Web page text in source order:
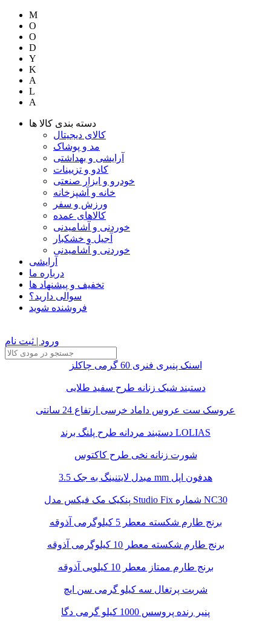
M
O
O
D
Y
K
A
L
A
دسته بندی کالا ها
کالای دیجیتال
مد و پوشاک
آرایشی و بهداشتی
کادو و تزیینات
خودرو و ابزار صنعتی
خانه و آشپزخانه
ورزش و سفر
کالاهای عمده
خوردنی و آشامیدنی
آجیل و خشکبار
خوردنی و آشامیدنی
آرایشی
درباره ما
تخفیف و پیشنهاد ها
سوالی دارید؟
فروشنده شوید
ورود | ثبت نام
اسنک پنیری فنری 60 گرمی چاکلز
دستبند شیک زنانه طرح سفید طلایی
عروسک ست عروس داماد خرسی ارتفاع 24 سانتی
دستبند مردانه طرح پلنگ برند LOLIAS
شورت زنانه نخی طرح کاکتوس
مبدل لایتنینگ به جک 3.5 mm هدفون اپل
پنکیک مک فیکس مدل Studio Fix شماره NC30
برنج طارم شکسته معطر 5 کیلوگرمی آذوقه
برنج طارم شکسته معطر 10 کیلوگرمی آذوقه
برنج طارم ممتاز معطر 10 کیلویی آذوقه
شربت پرتغال سه کیلو گرمی سن ایچ
پنیر رنده پروسس 1000 کیلو گرمی دگا